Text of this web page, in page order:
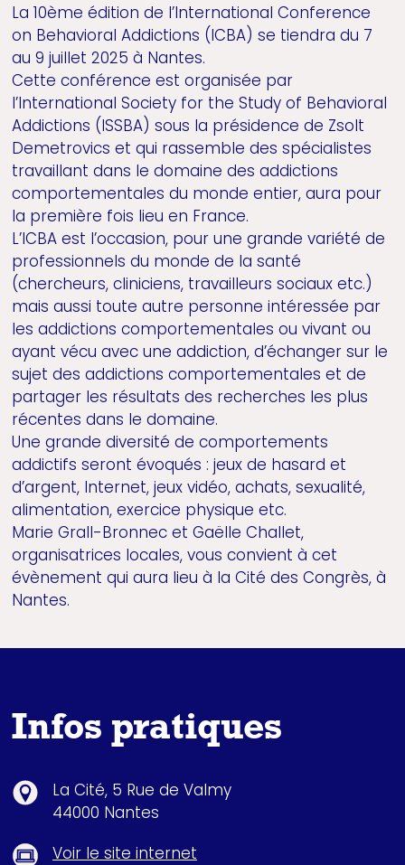
La 10ème édition de l’International Conference
on Behavioral Addictions (ICBA) se tiendra du 7
au 9 juillet 2025 à Nantes.
Cette conférence est organisée par
l’International Society for the Study of Behavioral
Addictions (ISSBA) sous la présidence de Zsolt
Demetrovics et qui rassemble des spécialistes
travaillant dans le domaine des addictions
comportementales du monde entier, aura pour
la première fois lieu en France.
L’ICBA est l’occasion, pour une grande variété de
professionnels du monde de la santé
(chercheurs, cliniciens, travailleurs sociaux etc.)
mais aussi toute autre personne intéressée par
les addictions comportementales ou vivant ou
ayant vécu avec une addiction, d’échanger sur le
sujet des addictions comportementales et de
partager les résultats des recherches les plus
récentes dans le domaine.
Une grande diversité de comportements
addictifs seront évoqués : jeux de hasard et
d’argent, Internet, jeux vidéo, achats, sexualité,
alimentation, exercice physique etc.
Marie Grall-Bronnec et Gaëlle Challet,
organisatrices locales, vous convient à cet
évènement qui aura lieu à la Cité des Congrès, à
Nantes.
Infos pratiques
La Cité, 5 Rue de Valmy
44000 Nantes
Voir le site internet